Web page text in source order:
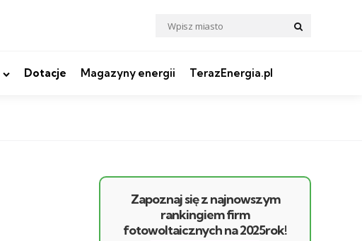
Search
for:
Dotacje Magazyny energii TerazEnergia.pl
Zapoznaj się z najnowszym
rankingiem firm
fotowoltaicznych na 2025rok!